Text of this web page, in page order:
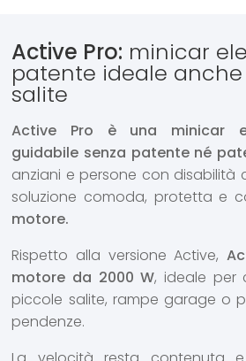
Active Pro: minicar
patente ideale
salite
Active Pro è una minicar
guidabile senza patente né
anziani e persone con disabilità
soluzione comoda, protetta e
motore.
Rispetto alla versione Active,
motore da 2000 W, ideale per
piccole salite, rampe garage o
pendenze.